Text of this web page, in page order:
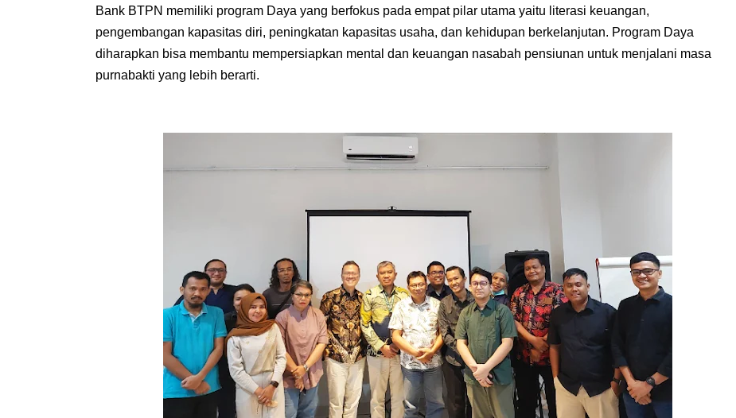
Bank BTPN memiliki program Daya yang berfokus pada empat pilar utama yaitu literasi keuangan,
pengembangan kapasitas diri, peningkatan kapasitas usaha, dan kehidupan berkelanjutan. Program Daya
diharapkan bisa membantu mempersiapkan mental dan keuangan nasabah pensiunan untuk menjalani masa
purnabakti yang lebih berarti.